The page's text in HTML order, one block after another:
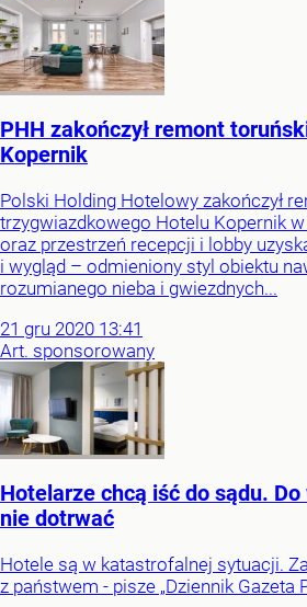
PHH zakończył remont
Kopernik
Polski Holding Hotelowy zakończył
trzygwiazdkowego Hotelu Kopernik
oraz przestrzeń recepcji i lobby
i wygląd – odmieniony styl obiektu
rozumianego nieba i gwiezdnych...
21 gru 2020 13:41
Art. sponsorowany
Hotelarze chcą iść do sądu.
nie dotrwać
Hotele są w katastrofalnej sytuacji.
z państwem - pisze „Dziennik Gazeta